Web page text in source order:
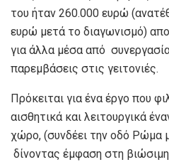
του ήταν 260.000 ευρώ
ευρώ μετά το διαγωνισμό)
για άλλα μέσα από
παρεμβάσεις στις γειτονιές.
Πρόκειται για ένα έργο που
αισθητικά και λειτουργικά
χώρο, (συνδέει την οδό Ρώμα
δίνοντας έμφαση στη